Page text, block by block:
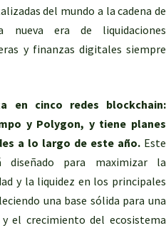
del mundo a la cadena de
nueva era de liquidaciones
y finanzas digitales siempre
en cinco redes blockchain:
y Polygon, y tiene planes
a lo largo de este año. Este
diseñado para maximizar la
y la liquidez en los principales
una base sólida para una
el crecimiento del ecosistema